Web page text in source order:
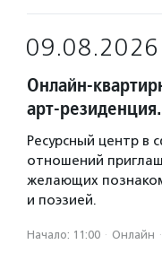
09.08.2026
Онлайн-
арт-
Ресурсный центр в
отношений
желающих
и поэзией.
Начало: 11:00 · Онлайн ·